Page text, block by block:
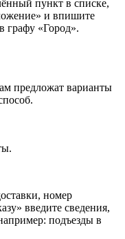
пункт в списке,
и впишите
графу «Город».
предложат варианты
номер
введите сведения,
подъезды в